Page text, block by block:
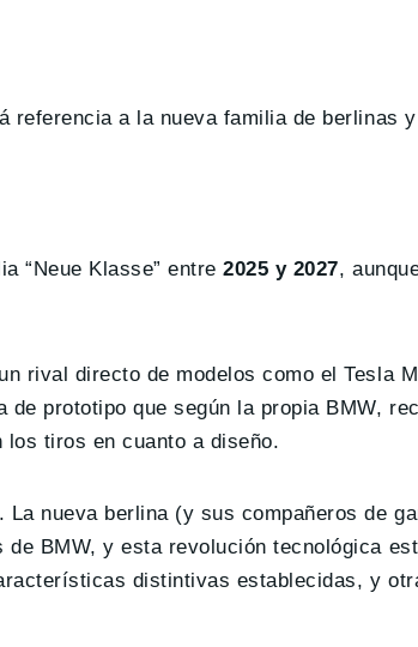
referencia a la nueva familia de berlinas
“Neue Klasse” entre2025 y 2027,
rival directo de modelos como el Tesla
prototipo que según la propia BMW,
los tiros en cuanto a diseño.
nueva berlina (y sus compañeros de
BMW, y esta revolución tecnológica
distintivas establecidas, y